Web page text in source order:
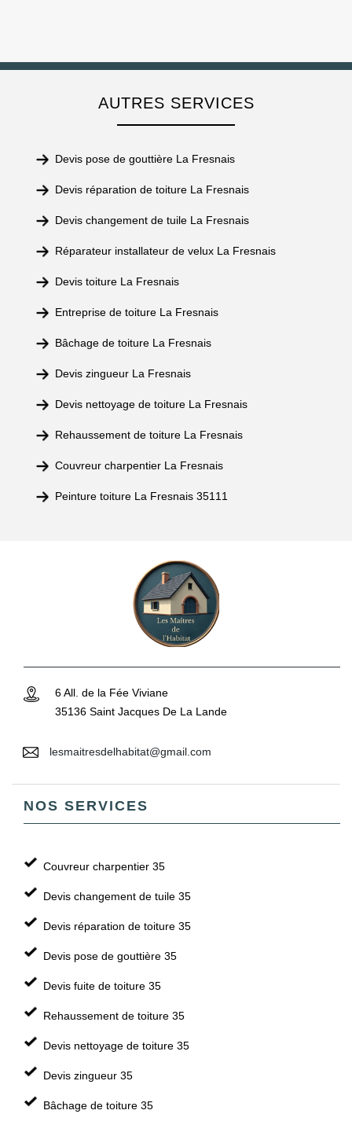
AUTRES SERVICES
Devis pose de gouttière La Fresnais
Devis réparation de toiture La Fresnais
Devis changement de tuile La Fresnais
Réparateur installateur de velux La Fresnais
Devis toiture La Fresnais
Entreprise de toiture La Fresnais
Bâchage de toiture La Fresnais
Devis zingueur La Fresnais
Devis nettoyage de toiture La Fresnais
Rehaussement de toiture La Fresnais
Couvreur charpentier La Fresnais
Peinture toiture La Fresnais 35111
6 All. de la Fée Viviane
35136 Saint Jacques De La Lande
lesmaitresdelhabitat@gmail.com
NOS SERVICES
Couvreur charpentier 35
Devis changement de tuile 35
Devis réparation de toiture 35
Devis pose de gouttière 35
Devis fuite de toiture 35
Rehaussement de toiture 35
Devis nettoyage de toiture 35
Devis zingueur 35
Bâchage de toiture 35